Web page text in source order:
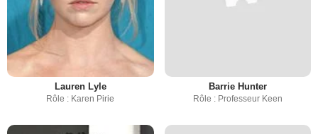
Lauren Lyle
Rôle : Karen Pirie
Barrie Hunter
Rôle : Professeur Keen